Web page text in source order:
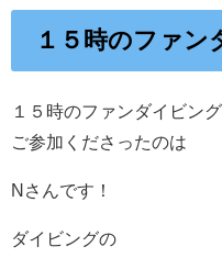
１５時のファン
１５時のファンダイビン
ご参加くださったのは
Nさんです！
ダイビングの